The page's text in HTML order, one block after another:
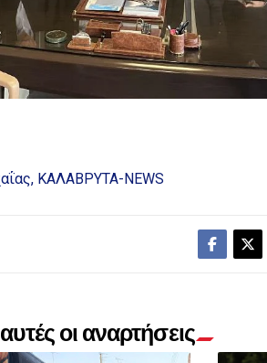
ΚΑΛΑΒΡΥΤΑ-NEWS
οι αναρτήσεις